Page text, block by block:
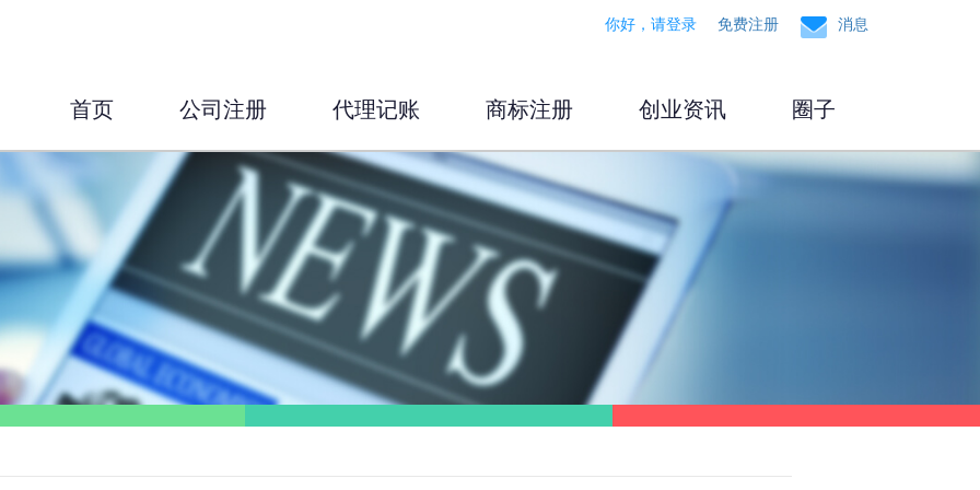
你好，请登录 免费注册 消息
首页 公司注册 代理记账 商标注册 创业资讯 圈子